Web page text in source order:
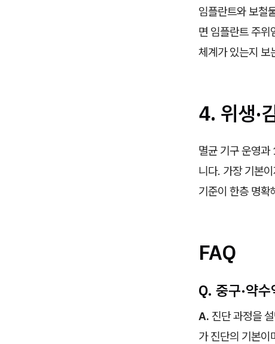
임플란트와 보철
면 임플란트 주
체계가 있는지 보
4. 위생·
멸균 기구 운영과
니다. 가장 기본
기준이 한층 명확
FAQ
Q. 중구·약
A. 진단 과정을
가 진단의 기본이